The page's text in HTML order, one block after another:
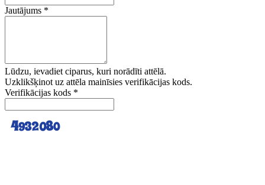
Jautājums *
Lūdzu, ievadiet ciparus, kuri norādīti attēlā.
Uzklikšķinot uz attēla mainīsies verifikācijas kods.
Verifikācijas kods *